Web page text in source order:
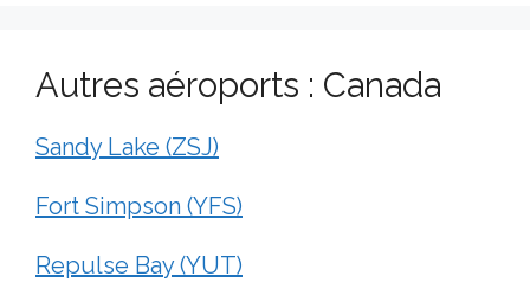
Autres aéroports : Canada
Sandy Lake (ZSJ)
Fort Simpson (YFS)
Repulse Bay (YUT)